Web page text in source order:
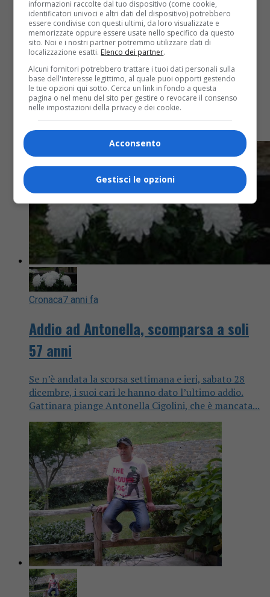
Attualità7 anni fa
Lutto Efrem Bolengo, alpino di 104
anni, è “andato avanti”
Lutto Efrem Bolengo, alpino di 104 anni, è “andato
avanti” La sezione di Biella dell’Associazione
Nazionale Alpini ha reso noto che Efrem Bolengo è
“andato avanti”....
Cronaca7 anni fa
Addio ad Antonella, scomparsa a soli
57 anni
Se n’è andata la scorsa settimana e ieri, sabato 28
dicembre, i suoi cari le hanno dato l’ultimo addio.
Gattinara piange Antonella Cigolini, che è mancata...
informazioni raccolte dal tuo dispositivo (come cookie,
identificatori univoci e altri dati del dispositivo) potrebbero
essere condivise con questi ultimi, da loro visualizzate e
memorizzate oppure essere usate nello specifico da questo
sito. Noi e i nostri partner potremmo utilizzare dati di
localizzazione esatti. Elenco dei partner.
Alcuni fornitori potrebbero trattare i tuoi dati personali sulla
base dell'interesse legittimo, al quale puoi opporti gestendo
le tue opzioni qui sotto. Cerca un link in fondo a questa
pagina o nel menu del sito per gestire o revocare il consenso
nelle impostazioni della privacy e dei cookie.
Acconsento
Gestisci le opzioni